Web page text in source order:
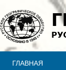
ГЛАВНАЯ